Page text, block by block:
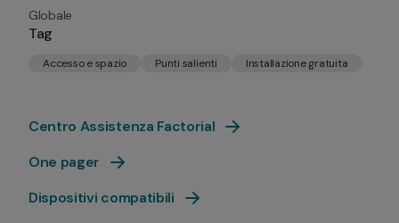
Globale
Tag
Accesso e spazio Punti salienti Installazione gratuita
Centro Assistenza Factorial
One pager
Dispositivi compatibili